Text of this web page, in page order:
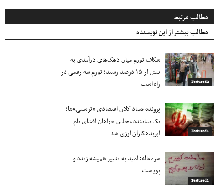
مطالب مرتبط
مطالب بیشتر از این نویسنده
Featured2
شکاف تورم میان دهک‌های درآمدی به
بیش از ۱۵ درصد رسید؛ تورم سه رقمی در
راه است
Featured1
پرونده فساد کلان اقتصادی «تراستی»ها؛
یک نماینده مجلس خواهان افشای نام
ابربدهکاران ارزی شد
Featured1
سرمقاله؛ امید به تغییر همیشه زنده و
پویاست